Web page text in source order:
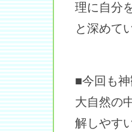
理に自分
と深めて
■今回も神
大自然の
解しやす